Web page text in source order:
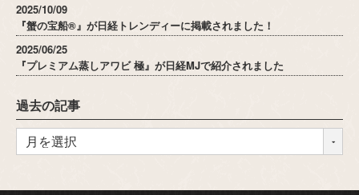
2025/10/09
『蟹の宝船®』が日経トレンディーに掲載されました！
2025/06/25
『プレミアム蒸しアワビ 極』が日経MJで紹介されました
過去の記事